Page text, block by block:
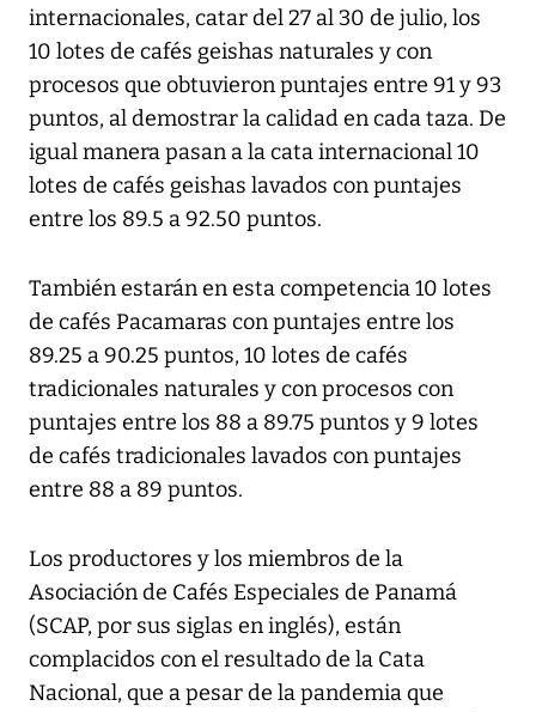
internacionales, catar del 27 al 30 de julio, los
10 lotes de cafés geishas naturales y con
procesos que obtuvieron puntajes entre 91 y 93
puntos, al demostrar la calidad en cada taza. De
igual manera pasan a la cata internacional 10
lotes de cafés geishas lavados con puntajes
entre los 89.5 a 92.50 puntos.
También estarán en esta competencia 10 lotes
de cafés Pacamaras con puntajes entre los
89.25 a 90.25 puntos, 10 lotes de cafés
tradicionales naturales y con procesos con
puntajes entre los 88 a 89.75 puntos y 9 lotes
de cafés tradicionales lavados con puntajes
entre 88 a 89 puntos.
Los productores y los miembros de la
Asociación de Cafés Especiales de Panamá
(SCAP, por sus siglas en inglés), están
complacidos con el resultado de la Cata
Nacional, que a pesar de la pandemia que